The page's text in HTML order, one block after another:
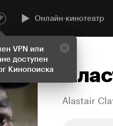
VPN или
доступен
Кинопоиска
Онлайн-кинотеатр
Alastair